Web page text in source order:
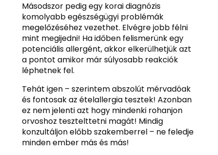
Másodszor pedig egy korai diagnózis
komolyabb egészségügyi problémák
megelőzéséhez vezethet. Elvégre jobb félni
mint megijedni! Ha időben felismerünk egy
potenciális allergént, akkor elkerülhetjük azt
a pontot amikor már súlyosabb reakciók
léphetnek fel.
Tehát igen – szerintem abszolút mérvadóak
és fontosak az ételallergia tesztek! Azonban
ez nem jelenti azt hogy mindenki rohanjon
orvoshoz tesztelttetni magát! Mindig
konzultáljon előbb szakemberrel – ne feledje
minden ember más és más!